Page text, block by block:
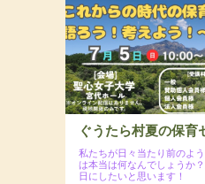
ぐうたら村夏の保育
私たちが日々当たり前のよ
は本当は何なんでしょうか
日にしたいと思います！